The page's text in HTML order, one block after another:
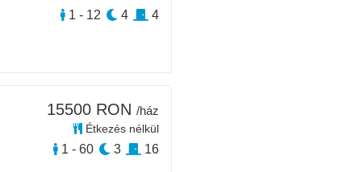
1 - 12 4 4
15500 RON /ház
Étkezés nélkül
1 - 60 3 16